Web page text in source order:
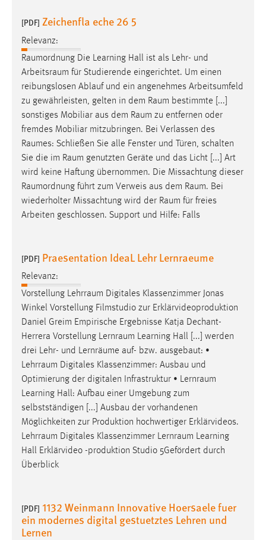
[PDF] Zeichenfla eche 26 5
Relevanz:
Raumordnung Die Learning Hall ist als Lehr- und
Arbeitsraum für Studierende eingerichtet. Um einen
reibungslosen Ablauf und ein angenehmes Arbeitsumfeld
zu gewährleisten, gelten in dem Raum bestimmte [...]
sonstiges Mobiliar aus dem Raum zu entfernen oder
fremdes Mobiliar mitzubringen. Bei Verlassen des
Raumes: Schließen Sie alle Fenster und Türen, schalten
Sie die im Raum genutzten Geräte und das Licht [...] Art
wird keine Haftung übernommen. Die Missachtung dieser
Raumordnung führt zum Verweis aus dem Raum. Bei
wiederholter Missachtung wird der Raum für freies
Arbeiten geschlossen. Support und Hilfe: Falls
[PDF] Praesentation IdeaL Lehr Lernraeume
Relevanz:
Vorstellung Lehrraum Digitales Klassenzimmer Jonas
Winkel Vorstellung Filmstudio zur Erklärvideoproduktion
Daniel Greim Empirische Ergebnisse Katja Dechant-
Herrera Vorstellung Lernraum Learning Hall [...] werden
drei Lehr- und Lernräume auf- bzw. ausgebaut: •
Lehrraum Digitales Klassenzimmer: Ausbau und
Optimierung der digitalen Infrastruktur • Lernraum
Learning Hall: Aufbau einer Umgebung zum
selbstständigen [...] Ausbau der vorhandenen
Möglichkeiten zur Produktion hochwertiger Erklärvideos.
Lehrraum Digitales Klassenzimmer Lernraum Learning
Hall Erklärvideo -produktion Studio 5Gefördert durch
Überblick
[PDF] 1132 Weinmann Innovative Hoersaele fuer
ein modernes digital gestuetztes Lehren und
Lernen